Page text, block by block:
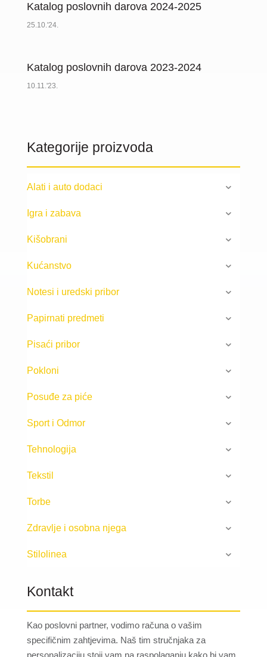
Katalog poslovnih darova 2024-2025
25.10.'24.
Katalog poslovnih darova 2023-2024
10.11.'23.
Kategorije proizvoda
Alati i auto dodaci
Igra i zabava
Kišobrani
Kućanstvo
Notesi i uredski pribor
Papirnati predmeti
Pisaći pribor
Pokloni
Posuđe za piće
Sport i Odmor
Tehnologija
Tekstil
Torbe
Zdravlje i osobna njega
Stilolinea
Kontakt
Kao poslovni partner, vodimo računa o vašim
specifičnim zahtjevima. Naš tim stručnjaka za
personalizaciju stoji vam na raspolaganju kako bi vam